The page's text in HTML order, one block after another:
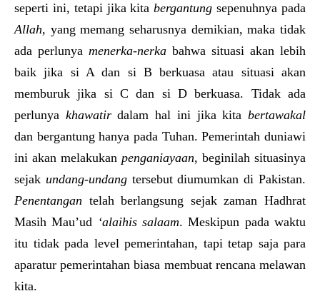
seperti ini, tetapi jika kitabergantung sepenuhnya pada
Allah, yang memang seharusnya demikian, maka tidak
ada perlunya menerka-nerka bahwa situasi akan lebih
baik jika si A dan si B berkuasa atau situasi akan
memburuk jika si C dan si D berkuasa. Tidak ada
perlunya khawatirdalam hal ini jika kitabertawakal
dan bergantung hanya pada Tuhan. Pemerintah duniawi
ini akan melakukan penganiayaan, beginilah situasinya
sejak undang-undangtersebut diumumkan di Pakistan.
Penentangan telah berlangsung sejak zaman Hadhrat
Masih Mau’ud ‘alaihis salaam. Meskipun pada waktu
itu tidak pada level pemerintahan, tapi tetap saja para
aparatur pemerintahan biasa membuat rencana melawan
kita.